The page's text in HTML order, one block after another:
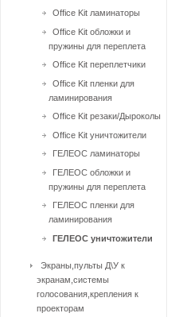
Office Kit ламинаторы
Office Kit обложки и
пружины для переплета
Office Kit переплетчики
Office Kit пленки для
ламинирования
Office Kit резаки/Дыроколы
Office Kit уничтожители
ГЕЛЕОС ламинаторы
ГЕЛЕОС обложки и
пружины для переплета
ГЕЛЕОС пленки для
ламинирования
ГЕЛЕОС уничтожители
Экраны,пульты Д\У к
экранам,системы
голосования,крепления к
проекторам